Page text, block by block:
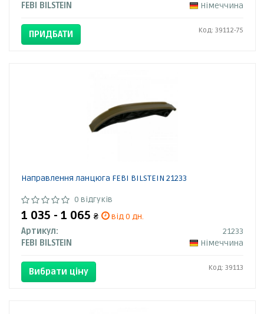
FEBI BILSTEIN
Німеччина
ПРИДБАТИ Код: 39112-75
Направлення ланцюга FEBI BILSTEIN 21233
0 відгуків
1 035 - 1 065 ₴
від 0 дн.
Артикул:
21233
FEBI BILSTEIN
Німеччина
Вибрати ціну Код: 39113